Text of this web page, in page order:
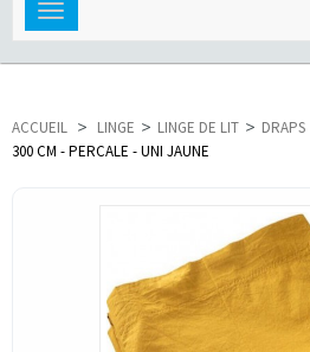
Toggle
navigation
ACCUEIL > LINGE > LINGE DE LIT > DRAPS
300 CM - PERCALE - UNI JAUNE